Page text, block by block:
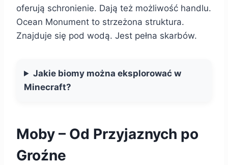
oferują schronienie. Dają też możliwość handlu.
Ocean Monument to strzeżona struktura.
Znajduje się pod wodą. Jest pełna skarbów.
Jakie biomy można eksplorować w
Minecraft?
Moby – Od Przyjaznych po
Groźne